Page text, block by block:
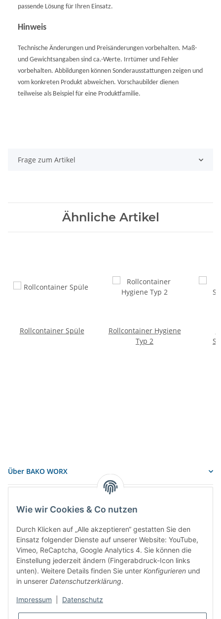
passende Lösung für Ihren Einsatz.
Hinweis
Technische Änderungen und Preisänderungen vorbehalten. Maß-
und Gewichtsangaben sind ca.-Werte. Irrtümer und Fehler
vorbehalten. Abbildungen können Sonderausstattungen zeigen und
vom konkreten Produkt abweichen. Vorschaubilder dienen
teilweise als Beispiel für eine Produktfamilie.
Frage zum Artikel
Ähnliche Artikel
Rollcontainer Spüle
Rollcontainer Hygiene
Typ 2
Über BAKO WORX
BAKO Logistiksysteme GmbH & Co. KG
Am Gielbrunnen 33
67304 Eisenberg
Telefon: +49 (6351) 12267 0
Mail:info@bako.de
Wie wir Cookies & Co nutzen
Durch Klicken auf „Alle akzeptieren“ gestatten Sie den
Einsatz folgender Dienste auf unserer Website: YouTube,
Vimeo, ReCaptcha, Google Analytics 4. Sie können die
Einstellung jederzeit ändern (Fingerabdruck-Icon links
unten). Weitere Details finden Sie unter Konfigurieren und
in unserer Datenschutzerklärung.
Impressum Datenschutz